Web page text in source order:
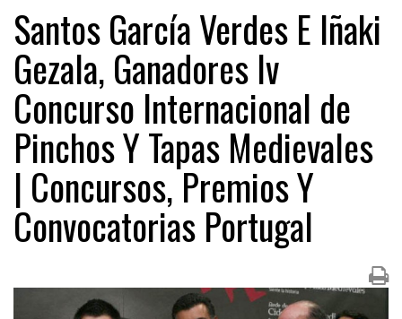
Santos García Verdes E Iñaki
Gezala, Ganadores Iv
Concurso Internacional de
Pinchos Y Tapas Medievales
| Concursos, Premios Y
Convocatorias Portugal